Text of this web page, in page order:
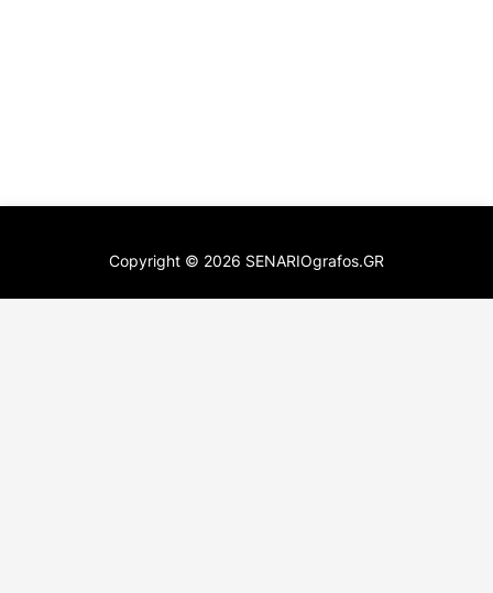
Copyright © 2026 SENARIOgrafos.GR